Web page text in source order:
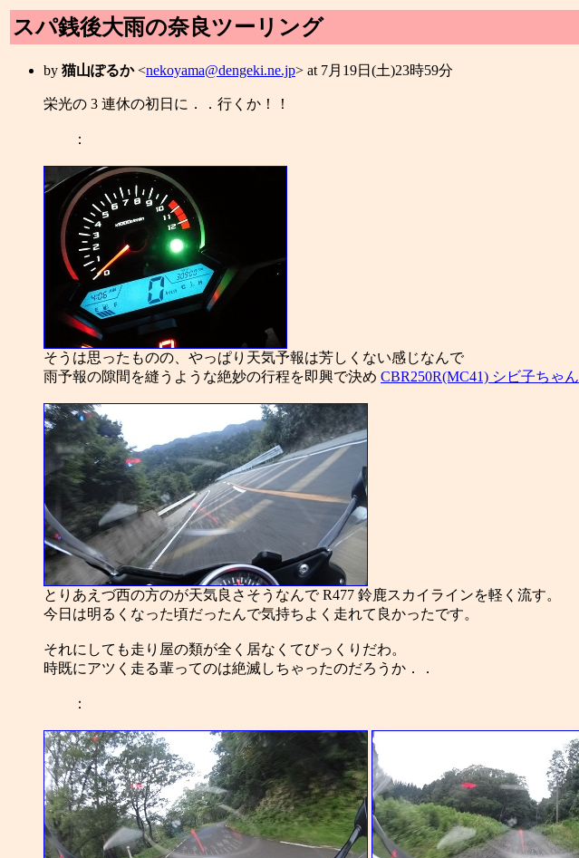
スパ銭後大雨の奈良ツーリング
by 猫山ぽるか<nekoyama@dengeki.ne.jp> at 7月19日(土)23時59分
栄光の 3 連休の初日に．．行くか！！
：
そうは思ったものの、やっぱり天気予報は芳しくない感じなんで
雨予報の隙間を縫うような絶妙の行程を即興で決め CBR250R(MC41) シビ子ちゃん
とりあえづ西の方のが天気良さそうなんで R477 鈴鹿スカイラインを軽く流す。
今日は明るくなった頃だったんで気持ちよく走れて良かったです。
それにしても走り屋の類が全く居なくてびっくりだわ。
時既にアツく走る輩ってのは絶滅しちゃったのだろうか．．
：